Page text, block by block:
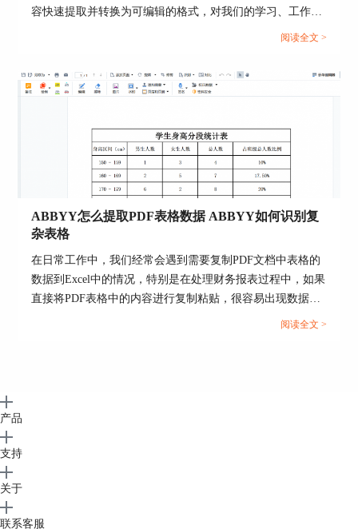
图四：使用ABBYYFinereader 15进行批量导出Excel
伙伴们，可以前往ABBYYFinereader 15中文官网上
了解更多信息哦！
容快速提取并转换为可编辑的格式，对我们的学习、工作非
常有帮助。接下来本文将详细为大家介绍ABBYY如何使
上手ABBYY FineReader文字识别软件。...
阅读全文 >
ABBYY怎么提取PDF表格数据 ABBYY如何识别复
杂表格
在日常工作中，我们经常会遇到需要复制PDF文档中表格的
数据到Excel中的情况，特别是在处理财务报表过程中，如果
直接将PDF表格中的内容进行复制粘贴，很容易出现数据错
误。接下来我们将通过ABBYY FineReader OCR文字识别软
阅读全文 >
产品
支持
关于
联系客服